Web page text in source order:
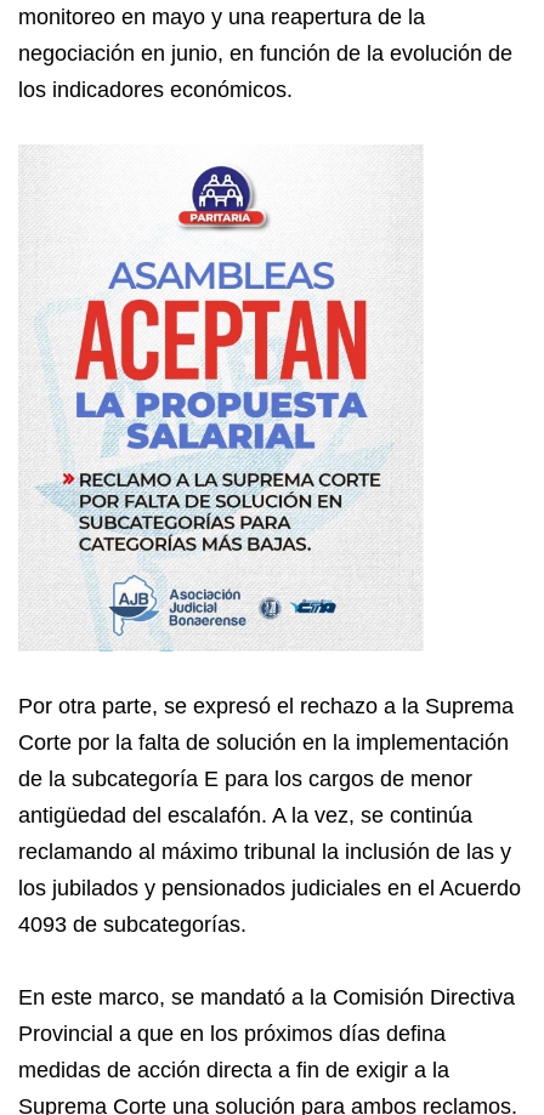
monitoreo en mayo y una reapertura de la
negociación en junio, en función de la evolución de
los indicadores económicos.
Por otra parte, se expresó el rechazo a la Suprema
Corte por la falta de solución en la implementación
de la subcategoría E para los cargos de menor
antigüedad del escalafón. A la vez, se continúa
reclamando al máximo tribunal la inclusión de las y
los jubilados y pensionados judiciales en el Acuerdo
4093 de subcategorías.
En este marco, se mandató a la Comisión Directiva
Provincial a que en los próximos días defina
medidas de acción directa a fin de exigir a la
Suprema Corte una solución para ambos reclamos.